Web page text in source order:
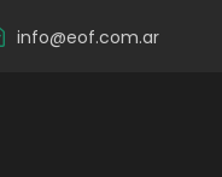
info@eof.com.ar